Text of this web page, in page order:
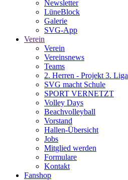
Newsletter
LüneBlock
Galerie
SVG-App
Verein
Verein
Vereinsnews
Teams
2. Herren - Projekt 3. Liga
SVG macht Schule
SPORT VERNETZT
Volley Days
Beachvolleyball
Vorstand
Hallen-Übersicht
Jobs
Mitglied werden
Formulare
Kontakt
Fanshop